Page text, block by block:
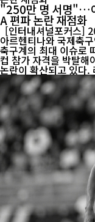
"250만 명 서명"…
A 편파 논란 재점화
[인터내셔널포커스]
아르헨티나와 국제축
축구계의 최대 이슈로
컵 참가 자격을 박탈해